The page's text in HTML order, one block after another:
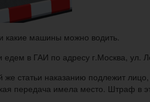
какие машины можно водить.
в ГАИ по адресу г.Москва, ул.
же статьи наказанию подлежит
передача имела место. Штраф в